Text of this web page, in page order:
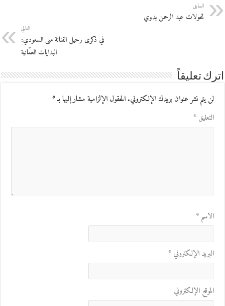
السابق
تحولات عبد الرحمن بدوي
التالي
في ذكرى رحيل الفنانة منى السعودي:
البدايات العمّانية
اترك تعليقاً
لن يتم نشر عنوان بريدك الإلكتروني.الحقول الإلزامية مشار إليها بـ*
التعليق*
الاسم*
البريد الإلكتروني*
الموقع الإلكتروني